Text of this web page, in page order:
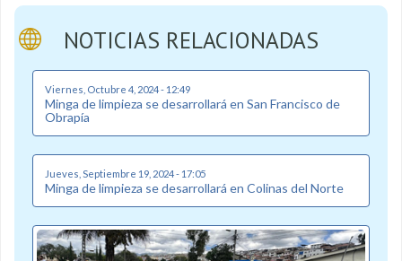
NOTICIAS RELACIONADAS
Viernes, Octubre 4, 2024 - 12:49
Minga de limpieza se desarrollará en San Francisco de
Obrapía
Jueves, Septiembre 19, 2024 - 17:05
Minga de limpieza se desarrollará en Colinas del Norte